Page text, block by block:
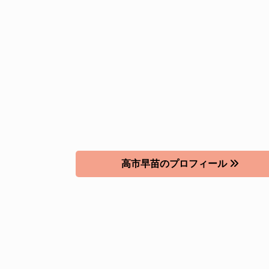
高市早苗のプロフィール